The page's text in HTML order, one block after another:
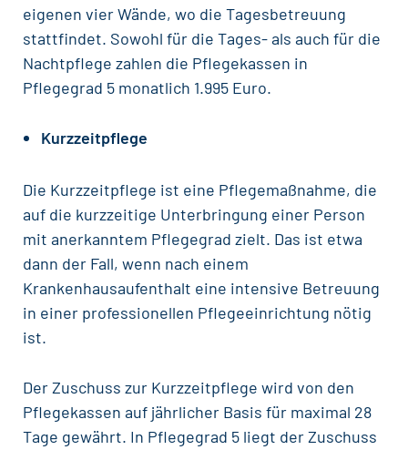
eigenen vier Wände, wo die Tagesbetreuung
stattfindet. Sowohl für die Tages- als auch für die
Nachtpflege zahlen die Pflegekassen in
Pflegegrad 5 monatlich 1.995 Euro.
Kurzzeitpflege
Die Kurzzeitpflege ist eine Pflegemaßnahme, die
auf die kurzzeitige Unterbringung einer Person
mit anerkanntem Pflegegrad zielt. Das ist etwa
dann der Fall, wenn nach einem
Krankenhausaufenthalt eine intensive Betreuung
in einer professionellen Pflegeeinrichtung nötig
ist.
Der Zuschuss zur Kurzzeitpflege wird von den
Pflegekassen auf jährlicher Basis für maximal 28
Tage gewährt. In Pflegegrad 5 liegt der Zuschuss